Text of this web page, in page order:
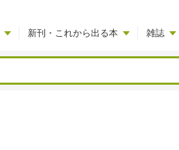
新刊・これから出る本 雑誌